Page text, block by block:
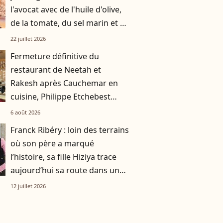
l'avocat avec de l'huile d'olive,
de la tomate, du sel marin et un
smoothie"
22 juillet 2026
Fermeture définitive du
restaurant de Neetah et
Rakesh après Cauchemar en
cuisine, Philippe Etchebest
pensait les avoir sauvés
6 août 2026
Franck Ribéry : loin des terrains
où son père a marqué
l’histoire, sa fille Hiziya trace
aujourd’hui sa route dans un
tout autre univers
12 juillet 2026